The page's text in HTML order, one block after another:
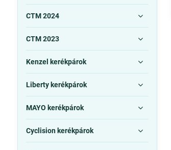
CTM 2024
CTM 2023
Kenzel kerékpárok
Liberty kerékpárok
MAYO kerékpárok
Cyclision kerékpárok